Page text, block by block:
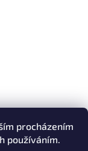
procházením
používáním.